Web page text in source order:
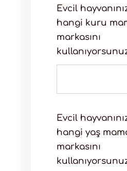
Evcil
hangi kuru
markasını
Evcil
hangi yaş
markasını